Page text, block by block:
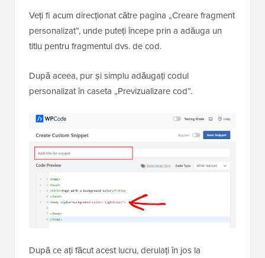
Veți fi acum direcționat către pagina „Creare fragment
personalizat”, unde puteți începe prin a adăuga un
titlu pentru fragmentul dvs. de cod.
După aceea, pur și simplu adăugați codul
personalizat în caseta „Previzualizare cod”.
După ce ați făcut acest lucru, derulați în jos la